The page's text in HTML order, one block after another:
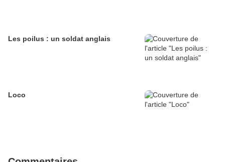
Les poilus : un soldat anglais
Loco